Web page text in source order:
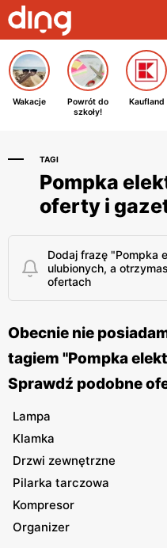
Wakacje
Powrót do
szkoły!
Kaufland
TAGI
Pompka
oferty i
Dodaj frazę "Pompka
ulubionych, a
ofertach
Obecnie nie
tagiem "Pompka
Sprawdź podobne
Lampa
Klamka
Drzwi zewnętrzne
Pilarka tarczowa
Kompresor
Organizer